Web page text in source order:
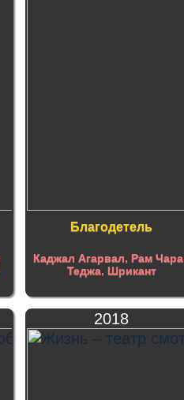
Благодетель
Каджал Агарвал,Рам
Теджа, Шрикант
2018